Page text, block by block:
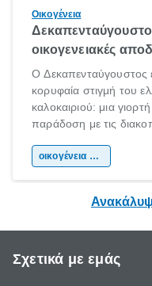
Οικογένεια
οικογενειακές
Ο Δεκαπενταύγουστος
κορυφαία στιγμή του
καλοκαιριού: μια
παράδοση με τις
χώρας. Είτε πρόκειται
οικογένεια & παιδί
Σχετικά με εμάς